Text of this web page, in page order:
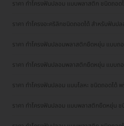
ราคา ทำโครงฟันปลอม แบบพลาสติก ชนิดถอ
ราคา ทำโครงอะคริลิกชนิดถอดได้ สำหรับฟันป
ราคา ทำโครงฟันปลอมพลาสติกยืดหยุ่น แบบถ
ราคา ทำโครงฟันปลอมพลาสติกยืดหยุ่น แบบถ
ราคา ทำโครงฟันปลอม แบบโลหะ ชนิดถอดได้
ราคา ทำโครงฟันปลอม แบบพลาสติกยืดหยุ่น ช